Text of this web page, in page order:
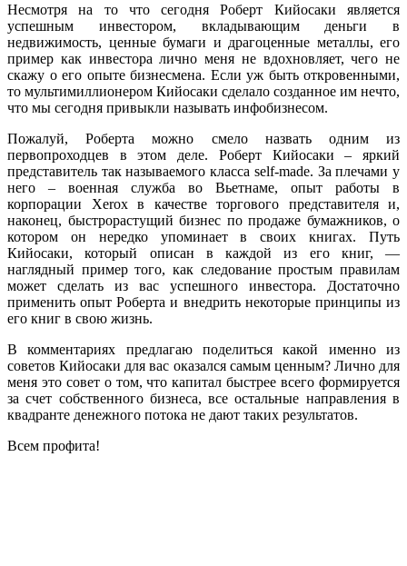
Несмотря на то что сегодня Роберт Кийосаки является
успешным инвестором, вкладывающим деньги в
недвижимость, ценные бумаги и драгоценные металлы, его
пример как инвестора лично меня не вдохновляет, чего не
скажу о его опыте бизнесмена. Если уж быть откровенными,
то мультимиллионером Кийосаки сделало созданное им нечто,
что мы сегодня привыкли называть инфобизнесом.
Пожалуй, Роберта можно смело назвать одним из
первопроходцев в этом деле. Роберт Кийосаки – яркий
представитель так называемого класса self-made. За плечами у
него – военная служба во Вьетнаме, опыт работы в
корпорации Xerox в качестве торгового представителя и,
наконец, быстрорастущий бизнес по продаже бумажников, о
котором он нередко упоминает в своих книгах. Путь
Кийосаки, который описан в каждой из его книг, —
наглядный пример того, как следование простым правилам
может сделать из вас успешного инвестора. Достаточно
применить опыт Роберта и внедрить некоторые принципы из
его книг в свою жизнь.
В комментариях предлагаю поделиться какой именно из
советов Кийосаки для вас оказался самым ценным? Лично для
меня это совет о том, что капитал быстрее всего формируется
за счет собственного бизнеса, все остальные направления в
квадранте денежного потока не дают таких результатов.
Всем профита!